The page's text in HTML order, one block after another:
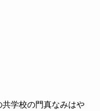
学校の門真なみはや